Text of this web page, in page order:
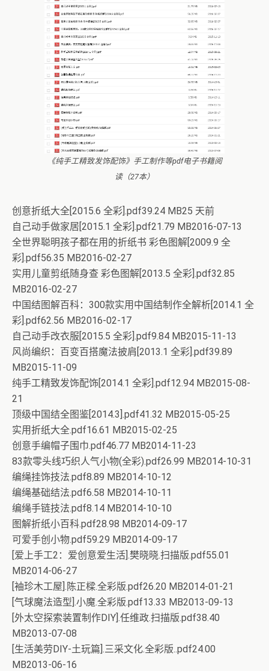
《纯手工精致发饰配饰》手工制作等pdf电子书籍阅
读（27本）
创意折纸大全[2015.6 全彩].pdf39.24 MB25 天前
自己动手做家居[2015.1 全彩].pdf21.79 MB2016-07-13
全世界聪明孩子都在用的折纸书 彩色图解[2009.9 全
彩].pdf56.35 MB2016-02-27
实用儿童剪纸随身查 彩色图解[2013.5 全彩].pdf32.85
MB2016-02-27
中国结图解百科：300款实用中国结制作全解析[2014.1 全
彩].pdf62.56 MB2016-02-17
自己动手改衣服[2015.5 全彩].pdf9.84 MB2015-11-13
风尚编织：百变百搭魔法披肩[2013.1 全彩].pdf39.89
MB2015-11-09
纯手工精致发饰配饰[2014.1 全彩].pdf12.94 MB2015-08-
21
顶级中国结全图鉴[2014.3].pdf41.32 MB2015-05-25
实用折纸大全.pdf16.61 MB2015-02-25
创意手编帽子围巾.pdf46.77 MB2014-11-23
83款零头线巧织人气小物(全彩).pdf26.99 MB2014-10-31
编绳挂饰技法.pdf8.89 MB2014-10-12
编绳基础结法.pdf6.58 MB2014-10-11
编绳手链技法.pdf8.14 MB2014-10-10
图解折纸小百科.pdf28.98 MB2014-09-17
可爱手创小物.pdf59.29 MB2014-09-17
[爱上手工2：爱创意爱生活].樊晓晓.扫描版.pdf55.01
MB2014-06-27
[袖珍木工屋].陈正樑.全彩版.pdf26.20 MB2014-01-21
[气球魔法造型].小魔.全彩版.pdf13.33 MB2013-09-13
[外太空探索装置制作DIY].任维政.扫描版.pdf38.40
MB2013-07-08
[生活美劳DIY-土玩篇].三采文化.全彩版..pdf24.00
MB2013-06-16